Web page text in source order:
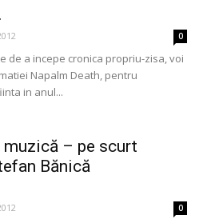
0
de a incepe cronica propriu-zisa, voi
Napalm Death, pentru
in anul...
muzică – pe scurt
Bănică
0